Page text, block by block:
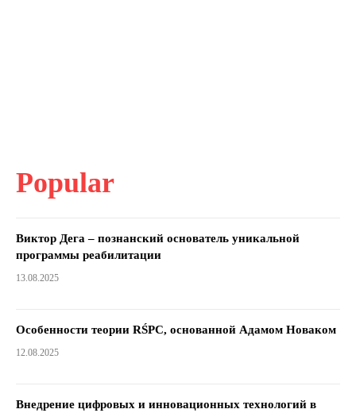
Popular
Виктор Дега – познанский основатель уникальной
программы реабилитации
13.08.2025
Особенности теории RŚPC, основанной Адамом Новаком
12.08.2025
Внедрение цифровых и инновационных технологий в